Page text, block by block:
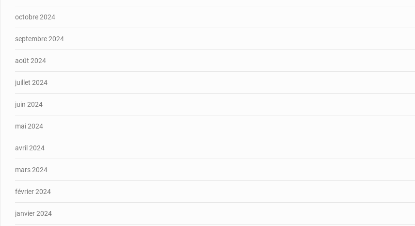
octobre 2024
septembre 2024
août 2024
juillet 2024
juin 2024
mai 2024
avril 2024
mars 2024
février 2024
janvier 2024